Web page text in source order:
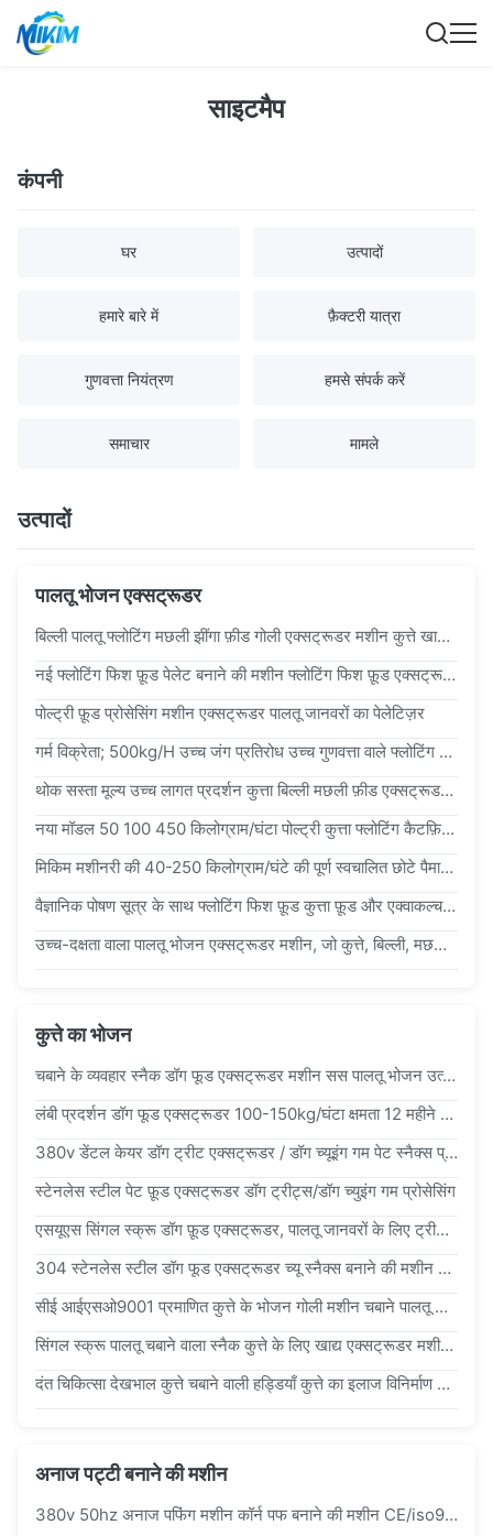
साइटमैप
कंपनी
घर उत्पादों
हमारे बारे में फ़ैक्टरी यात्रा
गुणवत्ता नियंत्रण हमसे संपर्क करें
समाचार मामले
उत्पादों
पालतू भोजन एक्सट्रूडर
बिल्ली पालतू फ्लोटिंग मछली झींगा फ़ीड गोली एक्सट्रूडर मशीन कुत्ते खाद्य प्रसंस्करण मशीनें घर के लिए
नई फ्लोटिंग फिश फ़ूड पेलेट बनाने की मशीन फ्लोटिंग फिश फ़ूड एक्सट्रूडर पेलेट मशीन
पोल्ट्री फ़ूड प्रोसेसिंग मशीन एक्सट्रूडर पालतू जानवरों का पेलेटिज़र
गर्म विक्रेता; 500kg/H उच्च जंग प्रतिरोध उच्च गुणवत्ता वाले फ्लोटिंग फिश फीड एक्सट्रूडर मशीन फ्लोटिंग सिंकिंग झींगा मछली फीड मशीन कैटफ़िश पालतू भोजन एक्सट्रूडर प्रसंस्करण मशीनरी मूल्य
थोक सस्ता मूल्य उच्च लागत प्रदर्शन कुत्ता बिल्ली मछली फ़ीड एक्सट्रूडर/फीड प्रोसेसिंग मशीनें पालतू खाद्य प्रसंस्करण/स्वचालित मछली फ़ीड बनाने की मशीनें बिक्री के लिए
नया मॉडल 50 100 450 किलोग्राम/घंटा पोल्ट्री कुत्ता फ्लोटिंग कैटफ़िश खाद्य फ़ीड एक्सट्रूडर बनाने प्रसंस्करण मशीन प्लांट बिक्री के लिए
मिकिम मशीनरी की 40-250 किलोग्राम/घंटे की पूर्ण स्वचालित छोटे पैमाने पर मछली फ़ीड उत्पादन मशीन मछली फ़ीड के तैरते हुए गोली और पालतू जानवरों के लिए उपयुक्त फ़ीड गोली का उत्पादन कर सकती है।
वैज्ञानिक पोषण सूत्र के साथ फ्लोटिंग फिश फ़ूड कुत्ता फ़ूड और एक्वाकल्चर फ़ूड के निर्माण के लिए उच्च क्षमता पालतू जानवरों के लिए फ़ूड एक्सट्रूडर
उच्च-दक्षता वाला पालतू भोजन एक्सट्रूडर मशीन, जो कुत्ते, बिल्ली, मछली और पक्षी के भोजन के लिए अनुकूलन योग्य फ़ार्मूलों और व्यापक पोषण के साथ उत्पादन करती है
कुत्ते का भोजन
चबाने के व्यवहार स्नैक डॉग फूड एक्सट्रूडर मशीन सस पालतू भोजन उत्पादन लाइन
लंबी प्रदर्शन डॉग फूड एक्सट्रूडर 100-150kg/घंटा क्षमता 12 महीने की वारंटी
380v डेंटल केयर डॉग ट्रीट एक्सट्रूडर / डॉग च्यूइंग गम पेट स्नैक्स प्रोसेसिंग
स्टेनलेस स्टील पेट फ़ूड एक्सट्रूडर डॉग ट्रीट्स/डॉग च्युइंग गम प्रोसेसिंग
एसयूएस सिंगल स्क्रू डॉग फ़ूड एक्सट्रूडर, पालतू जानवरों के लिए ट्रीट बनाने के लिए तेज़ उत्पादन
304 स्टेनलेस स्टील डॉग फूड एक्सट्रूडर च्यू स्नैक्स बनाने की मशीन एक्सट्रूडर
सीई आईएसओ9001 प्रमाणित कुत्ते के भोजन गोली मशीन चबाने पालतू भोजन प्रसंस्करण लाइन
सिंगल स्क्रू पालतू चबाने वाला स्नैक कुत्ते के लिए खाद्य एक्सट्रूडर मशीन / फ़ीड एक्सट्रूडर मशीन
दंत चिकित्सा देखभाल कुत्ते चबाने वाली हड्डियाँ कुत्ते का इलाज विनिर्माण उपकरण 145kw 304 Ss पालतू नाश्ते के लिए
अनाज पट्टी बनाने की मशीन
380v 50hz अनाज पफिंग मशीन कॉर्न पफ बनाने की मशीन CE/iso9001 1500kg